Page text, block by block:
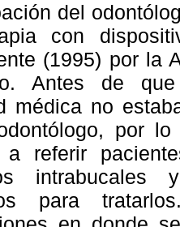
del
con
(1995) por la
Antes de
médica no
por
a referir
para